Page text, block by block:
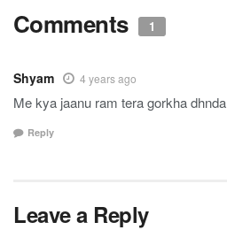
Comments 1
Shyam 4 years ago
Me kya jaanu ram tera gorkha dhnda
Reply
Leave a Reply